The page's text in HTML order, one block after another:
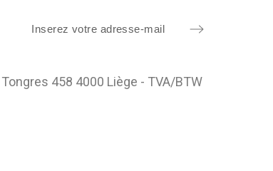
458 4000 Liège - TVA/BTW